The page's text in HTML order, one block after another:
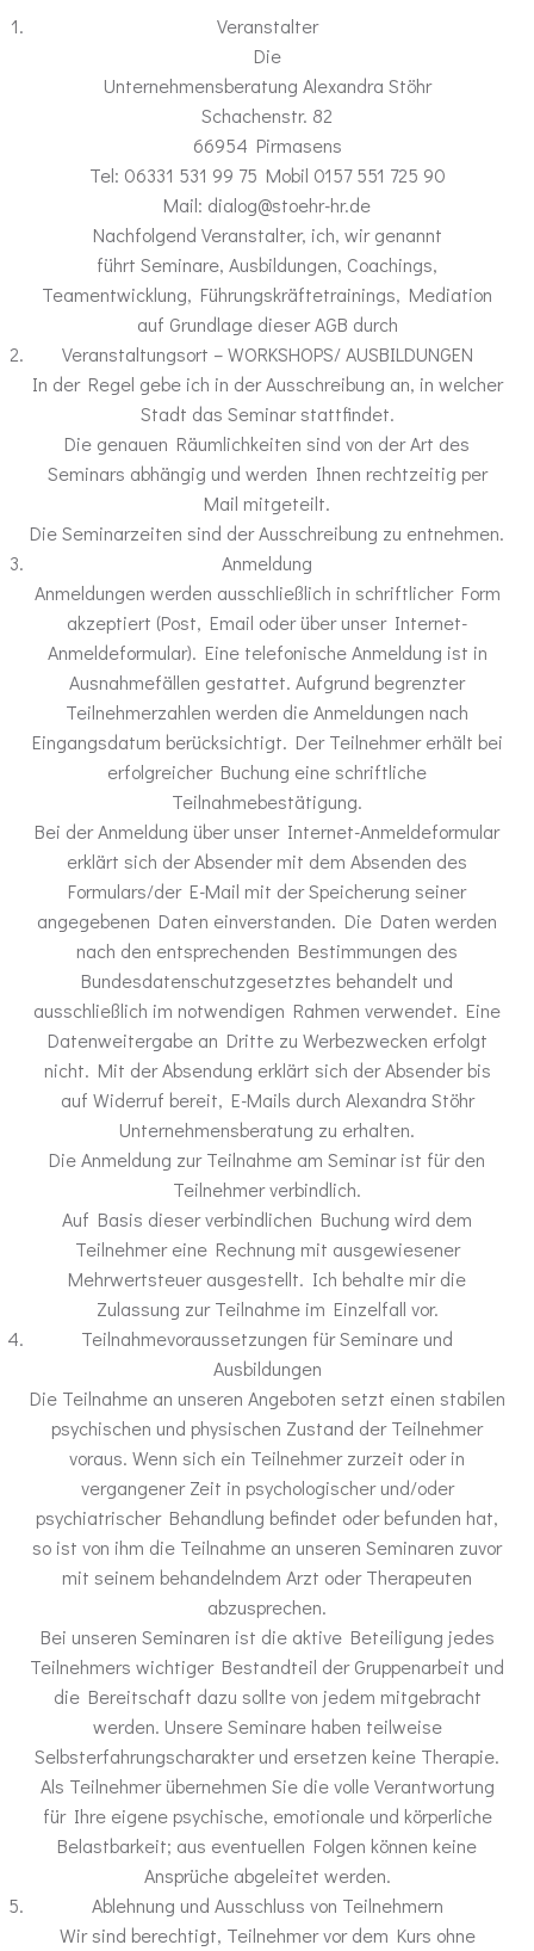
Veranstalter
Die
Unternehmensberatung Alexandra Stöhr
Schachenstr. 82
66954 Pirmasens
Tel: 06331 531 99 75 Mobil 0157 551 725 90
Mail: dialog@stoehr-hr.de
Nachfolgend Veranstalter, ich, wir genannt
führt Seminare, Ausbildungen, Coachings,
Teamentwicklung, Führungskräftetrainings, Mediation
auf Grundlage dieser AGB durch
Veranstaltungsort – WORKSHOPS/ AUSBILDUNGEN
In der Regel gebe ich in der Ausschreibung an, in welcher
Stadt das Seminar stattfindet.
Die genauen Räumlichkeiten sind von der Art des
Seminars abhängig und werden Ihnen rechtzeitig per
Mail mitgeteilt.
Die Seminarzeiten sind der Ausschreibung zu entnehmen.
Anmeldung
Anmeldungen werden ausschließlich in schriftlicher Form
akzeptiert (Post, Email oder über unser Internet-
Anmeldeformular). Eine telefonische Anmeldung ist in
Ausnahmefällen gestattet. Aufgrund begrenzter
Teilnehmerzahlen werden die Anmeldungen nach
Eingangsdatum berücksichtigt. Der Teilnehmer erhält bei
erfolgreicher Buchung eine schriftliche
Teilnahmebestätigung.
Bei der Anmeldung über unser Internet-Anmeldeformular
erklärt sich der Absender mit dem Absenden des
Formulars/der E-Mail mit der Speicherung seiner
angegebenen Daten einverstanden. Die Daten werden
nach den entsprechenden Bestimmungen des
Bundesdatenschutzgesetztes behandelt und
ausschließlich im notwendigen Rahmen verwendet. Eine
Datenweitergabe an Dritte zu Werbezwecken erfolgt
nicht. Mit der Absendung erklärt sich der Absender bis
auf Widerruf bereit, E-Mails durch Alexandra Stöhr
Unternehmensberatung zu erhalten.
Die Anmeldung zur Teilnahme am Seminar ist für den
Teilnehmer verbindlich.
Auf Basis dieser verbindlichen Buchung wird dem
Teilnehmer eine Rechnung mit ausgewiesener
Mehrwertsteuer ausgestellt. Ich behalte mir die
Zulassung zur Teilnahme im Einzelfall vor.
Teilnahmevoraussetzungen für Seminare und
Ausbildungen
Die Teilnahme an unseren Angeboten setzt einen stabilen
psychischen und physischen Zustand der Teilnehmer
voraus. Wenn sich ein Teilnehmer zurzeit oder in
vergangener Zeit in psychologischer und/oder
psychiatrischer Behandlung befindet oder befunden hat,
so ist von ihm die Teilnahme an unseren Seminaren zuvor
mit seinem behandelndem Arzt oder Therapeuten
abzusprechen.
Bei unseren Seminaren ist die aktive Beteiligung jedes
Teilnehmers wichtiger Bestandteil der Gruppenarbeit und
die Bereitschaft dazu sollte von jedem mitgebracht
werden. Unsere Seminare haben teilweise
Selbsterfahrungscharakter und ersetzen keine Therapie.
Als Teilnehmer übernehmen Sie die volle Verantwortung
für Ihre eigene psychische, emotionale und körperliche
Belastbarkeit; aus eventuellen Folgen können keine
Ansprüche abgeleitet werden.
Ablehnung und Ausschluss von Teilnehmern
Wir sind berechtigt, Teilnehmer vor dem Kurs ohne